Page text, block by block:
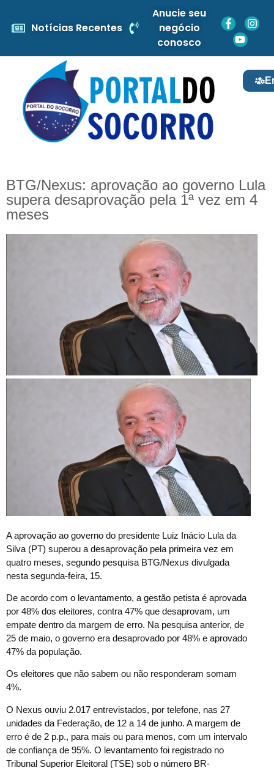
Notícias Recentes
Anucie seu
negócio
conosco
BTG/Nexus: aprovação ao governo Lula
supera desaprovação pela 1ª vez em 4
meses
Aaprovação ao governo do presidente Luiz Inácio Lula da
Silva (PT) superou a desaprovação pela primeira vez em
quatro meses, segundo pesquisa BTG/Nexus divulgada
nesta segunda-feira, 15.
De acordo com o levantamento, a gestão petista é aprovada
por 48% dos eleitores, contra 47% que desaprovam, um
empate dentro da margem de erro. Na pesquisa anterior, de
25 de maio, o governo era desaprovado por 48% e aprovado
47% da população.
Os eleitores que não sabem ou não responderam somam
4%.
O Nexus ouviu 2.017 entrevistados, por telefone, nas 27
unidades da Federação, de 12 a 14 de junho. A margem de
erro é de 2 p.p., para mais ou para menos, com um intervalo
de confiança de 95%. O levantamento foi registrado no
Tribunal Superior Eleitoral (TSE) sob o número BR-